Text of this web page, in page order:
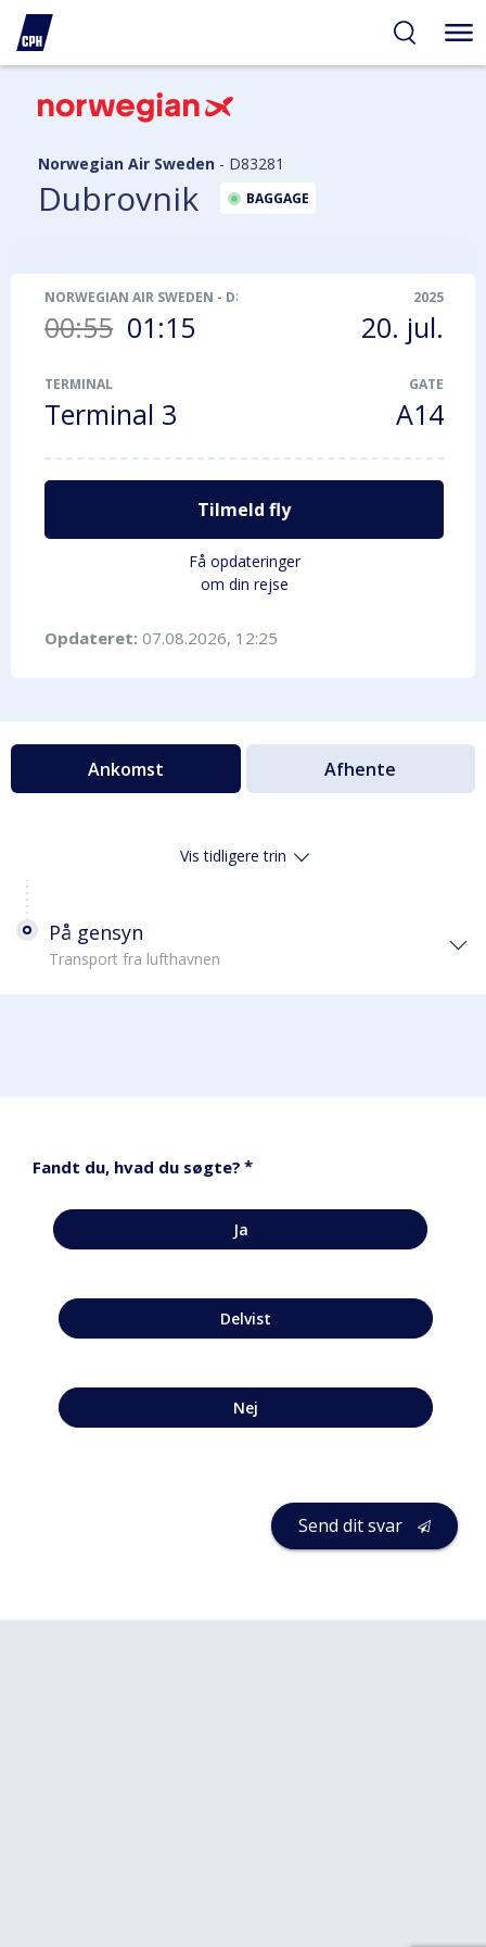
Norwegian Air Sweden - D83281
Dubrovnik BAGGAGE
NORWEGIAN AIR SWEDEN - D83281
00:55 01:15
2025
20. jul.
TERMINAL
Terminal 3
GATE
A14
Tilmeld fly
Få opdateringer
om din rejse
Opdateret: 07.08.2026, 12:25
Ankomst Afhente
Vis tidligere trin
På gensyn
Transport fra lufthavnen
Fandt du, hvad du søgte? *
Ja
Delvist
Nej
Send dit svar